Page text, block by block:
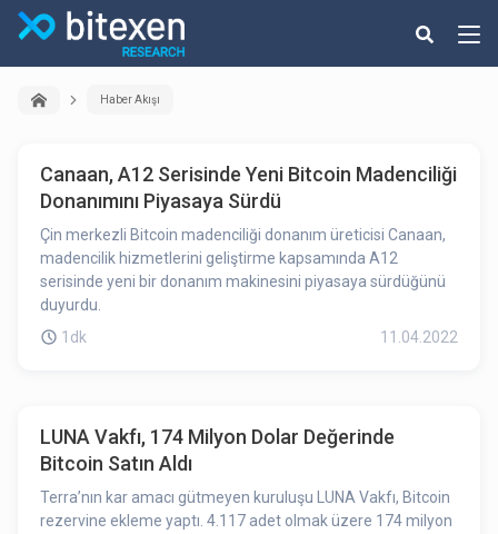
Haber Akışı
Canaan, A12 Serisinde Yeni Bitcoin Madenciliği
Donanımını Piyasaya Sürdü
Çin merkezli Bitcoin madenciliği donanım üreticisi Canaan,
madencilik hizmetlerini geliştirme kapsamında A12
serisinde yeni bir donanım makinesini piyasaya sürdüğünü
duyurdu.
1dk
11.04.2022
LUNA Vakfı, 174 Milyon Dolar Değerinde
Bitcoin Satın Aldı
Terra’nın kar amacı gütmeyen kuruluşu LUNA Vakfı, Bitcoin
rezervine ekleme yaptı. 4.117 adet olmak üzere 174 milyon